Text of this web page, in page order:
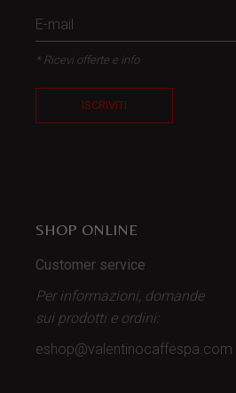
* Ricevi offerte e info
ISCRIVITI
SHOP ONLINE
Customer service
Per informazioni, domande
sui prodotti e ordini:
eshop@valentinocaffespa.com